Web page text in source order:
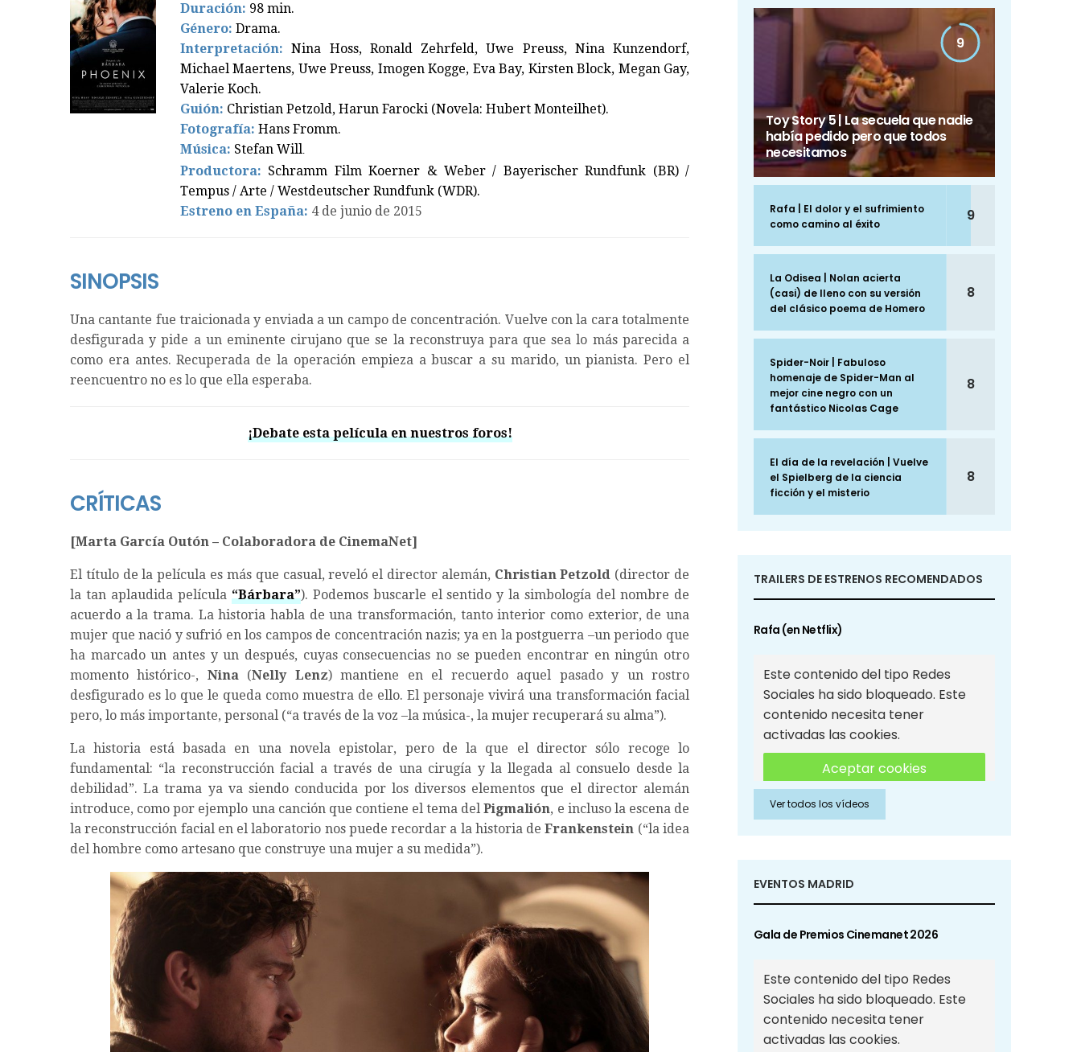
Duración: 98 min.
Género: Drama.
Interpretación: Nina Hoss, Ronald Zehrfeld, Uwe Preuss, Nina Kunzendorf,
Michael Maertens, Uwe Preuss, Imogen Kogge, Eva Bay, Kirsten Block, Megan Gay,
Valerie Koch.
Guión: Christian Petzold, Harun Farocki (Novela: Hubert Monteilhet).
Fotografía: Hans Fromm.
Música: Stefan Will.
Productora: Schramm Film Koerner & Weber / Bayerischer Rundfunk (BR) /
Tempus / Arte / Westdeutscher Rundfunk (WDR).
Estreno en España: 4 de junio de 2015
SINOPSIS
Una cantante fue traicionada y enviada a un campo de concentración. Vuelve con la cara totalmente
desfigurada y pide a un eminente cirujano que se la reconstruya para que sea lo más parecida a
como era antes. Recuperada de la operación empieza a buscar a su marido, un pianista. Pero el
reencuentro no es lo que ella esperaba.
¡Debate esta película en nuestros foros!
CRÍTICAS
[Marta García Outón – Colaboradora de CinemaNet]
El título de la película es más que casual, reveló el director alemán, Christian Petzold (director de
la tan aplaudida película “Bárbara”). Podemos buscarle el sentido y la simbología del nombre de
acuerdo a la trama. La historia habla de una transformación, tanto interior como exterior, de una
mujer que nació y sufrió en los campos de concentración nazis; ya en la postguerra –un periodo que
ha marcado un antes y un después, cuyas consecuencias no se pueden encontrar en ningún otro
momento histórico-, Nina(Nelly Lenz) mantiene en el recuerdo aquel pasado y un rostro
desfigurado es lo que le queda como muestra de ello. El personaje vivirá una transformación facial
pero, lo más importante, personal (“a través de la voz –la música-, la mujer recuperará su alma”).
La historia está basada en una novela epistolar, pero de la que el director sólo recoge lo
fundamental: “la reconstrucción facial a través de una cirugía y la llegada al consuelo desde la
debilidad”. La trama ya va siendo conducida por los diversos elementos que el director alemán
introduce, como por ejemplo una canción que contiene el tema delPigmalión, e incluso la escena de
la reconstrucción facial en el laboratorio nos puede recordar a la historia deFrankenstein (“la idea
del hombre como artesano que construye una mujer a su medida”).
9
Toy Story 5 | La secuela que nadie
había pedido pero que todos
necesitamos
Rafa | El dolor y el sufrimiento
como camino al éxito
9
La Odisea | Nolan acierta
(casi) de lleno con su versión
del clásico poema de Homero
8
Spider-Noir | Fabuloso
homenaje de Spider-Man al
mejor cine negro con un
fantástico Nicolas Cage
8
El día de la revelación | Vuelve
el Spielberg de la ciencia
ficción y el misterio
8
TRAILERS DE ESTRENOS RECOMENDADOS
Rafa (en Netflix)
Este contenido del tipo Redes
Sociales ha sido bloqueado. Este
contenido necesita tener
activadas las cookies.
Aceptar cookies
Aceptar cookies de Redes
Sociales
Ver todos los vídeos
EVENTOS MADRID
Gala de Premios Cinemanet 2026
Este contenido del tipo Redes
Sociales ha sido bloqueado. Este
contenido necesita tener
activadas las cookies.